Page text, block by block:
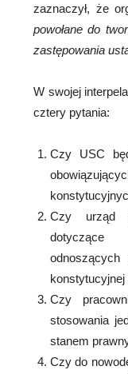
zaznaczył, że
powołane do
zastępowania
W swojej
cztery pytania:
Czy USC
Czy urząd
dotyczące
konstytucyjnej
Czy
stosowania
stanem
Czy do